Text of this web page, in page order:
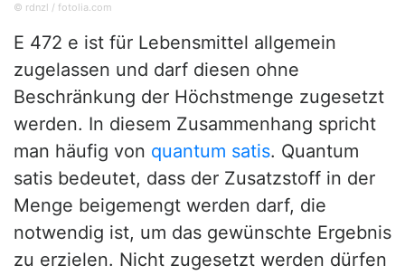
© rdnzl / fotolia.com
E 472 e ist für Lebensmittel allgemein
zugelassen und darf diesen ohne
Beschränkung der Höchstmenge zugesetzt
werden. In diesem Zusammenhang spricht
man häufig von quantum satis. Quantum
satis bedeutet, dass der Zusatzstoff in der
Menge beigemengt werden darf, die
notwendig ist, um das gewünschte Ergebnis
zu erzielen. Nicht zugesetzt werden dürfen